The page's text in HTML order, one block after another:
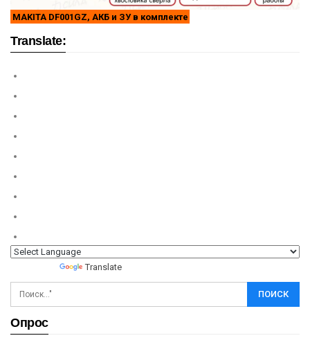
MAKITA DF001GZ, АКБ и ЗУ в комплекте
Translate:
Translate
Опрос